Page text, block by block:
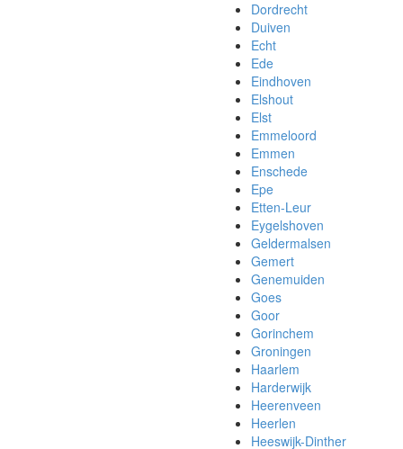
Dordrecht
Duiven
Echt
Ede
Eindhoven
Elshout
Elst
Emmeloord
Emmen
Enschede
Epe
Etten-Leur
Eygelshoven
Geldermalsen
Gemert
Genemuiden
Goes
Goor
Gorinchem
Groningen
Haarlem
Harderwijk
Heerenveen
Heerlen
Heeswijk-Dinther